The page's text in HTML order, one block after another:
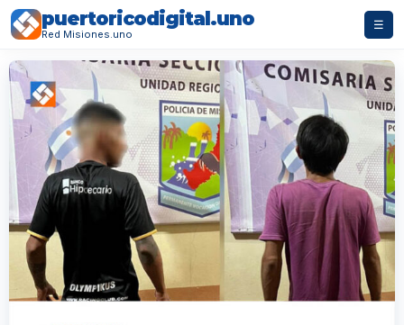
puertoricodigital.uno
Red Misiones.uno
☰